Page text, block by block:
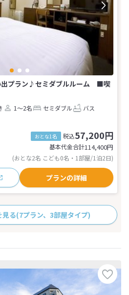
プラン♪セミダブルルーム ■喫
1～2名 セミダブル
バス
おとな1名 税込57,200円
基本代金合計114,400円
(おとな2名 こども0名・1部屋/1泊2日)
プランの詳細
見る(7プラン、3部屋タイプ)